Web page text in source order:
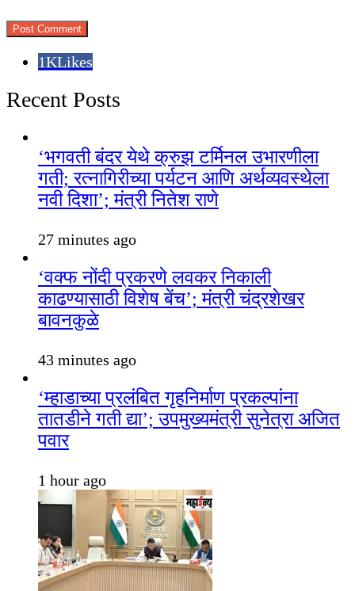
1KLikes
Recent Posts
‘भगवती बंदर येथे क्रुझ टर्मिनल उभारणीला
गती; रत्नागिरीच्या पर्यटन आणि अर्थव्यवस्थेला
नवी दिशा’; मंत्री नितेश राणे
27 minutes ago
‘वक्फ नोंदी प्रकरणे लवकर निकाली
काढण्यासाठी विशेष बेंच’; मंत्री चंद्रशेखर
बावनकुळे
43 minutes ago
‘म्हाडाच्या प्रलंबित गृहनिर्माण प्रकल्पांना
तातडीने गती द्या’; उपमुख्यमंत्री सुनेत्रा अजित
पवार
1 hour ago